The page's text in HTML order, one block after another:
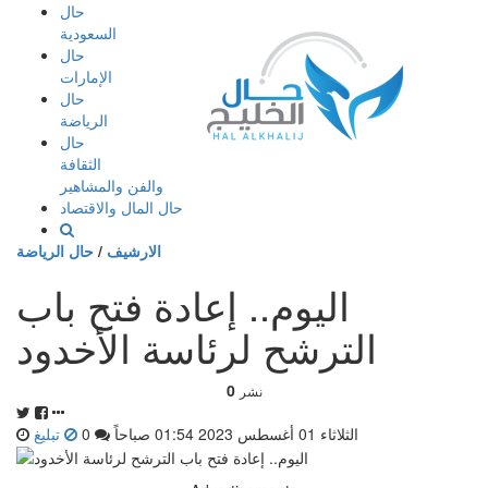
إذهب
المحتوى
حال
السعودية
حال
الإمارات
حال
الرياضة
حال
الثقافة
والفن والمشاهير
حال المال والاقتصاد
الارشيف / حال الرياضة
اليوم.. إعادة فتح باب
الترشح لرئاسة الأخدود
0 نشر
الثلاثاء 01 أغسطس 2023 01:54 صباحاً تبليغ